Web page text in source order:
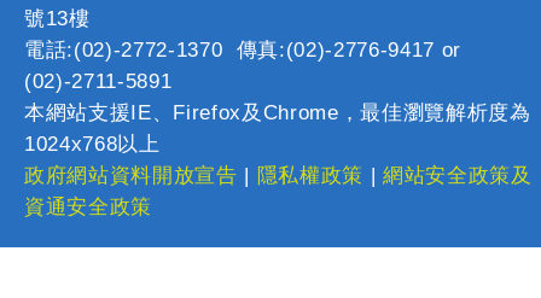
號13樓
電話:(02)-2772-1370 傳真:(02)-2776-9417 or
(02)-2711-5891
本網站支援IE、Firefox及Chrome，最佳瀏覽解析度為
1024x768以上
政府網站資料開放宣告 | 隱私權政策 |網站安全政策及
資通安全政策